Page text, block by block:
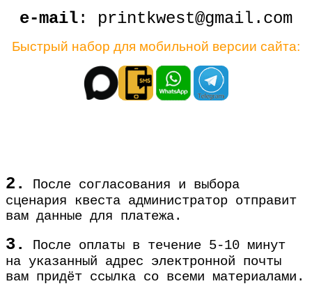
e-mail: printkwest@gmail.com
Быстрый набор для мобильной версии сайта:
2.
После согласования и выбора
сценария квеста администратор отправит
вам данные для платежа.
3.
После оплаты в течение 5-10 минут
на указанный адрес электронной почты
вам придёт ссылка со всеми материалами.